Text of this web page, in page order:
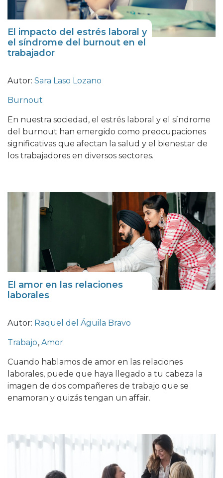
El impacto del estrés laboral y
el síndrome del burnout en el
trabajador
Autor: Sara Laso Lozano
Burnout
En nuestra sociedad, el estrés laboral y el síndrome
del burnout han emergido como preocupaciones
significativas que afectan la salud y el bienestar de
los trabajadores en diversos sectores.
El amor en las relaciones
laborales
Autor: Raquel del Águila Bravo
Trabajo, Amor
Cuando hablamos de amor en las relaciones
laborales, puede que haya llegado a tu cabeza la
imagen de dos compañeres de trabajo que se
enamoran y quizás tengan un affair.